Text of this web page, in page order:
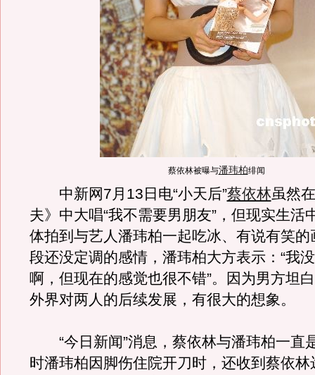
蔡依林被曝与潘玮柏绯闻
中新网7月13日电“小天后”蔡依林虽然
夫》中大唱“我不需要男朋友”，但现实生活
体拍到与艺人潘玮柏一起吃冰、有说有笑的
段还没定调的感情，潘玮柏大方表示：“我
啊，但现在的感觉也很不错”。因为男方坦
外界对两人的后续发展，有很大的想象。
“今日新闻”消息，蔡依林与潘玮柏一直
时潘玮柏因脚伤住院开刀时，还收到蔡依林